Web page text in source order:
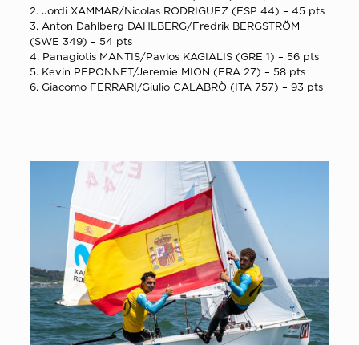
2. Jordi XAMMAR/Nicolas RODRIGUEZ (ESP 44) – 45 pts
3. Anton Dahlberg DAHLBERG/Fredrik BERGSTRÖM
(SWE 349) – 54 pts
4. Panagiotis MANTIS/Pavlos KAGIALIS (GRE 1) – 56 pts
5. Kevin PEPONNET/Jeremie MION (FRA 27) – 58 pts
6. Giacomo FERRARI/Giulio CALABRÒ (ITA 757) – 93 pts